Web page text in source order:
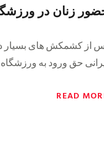
زنان در
از کشمکش های بسیار
حق ورود به ورزشگاه
READ